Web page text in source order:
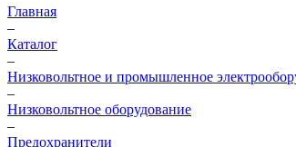
Главная
–
Каталог
–
Низковольтное и промышленное
–
Низковольтное оборудование
–
Предохранители